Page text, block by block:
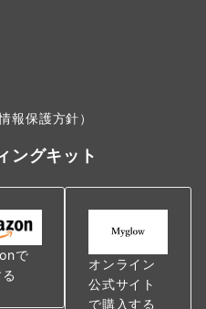
報保護方針）
ングキット
で
オンライン
公式サイト
で購入する